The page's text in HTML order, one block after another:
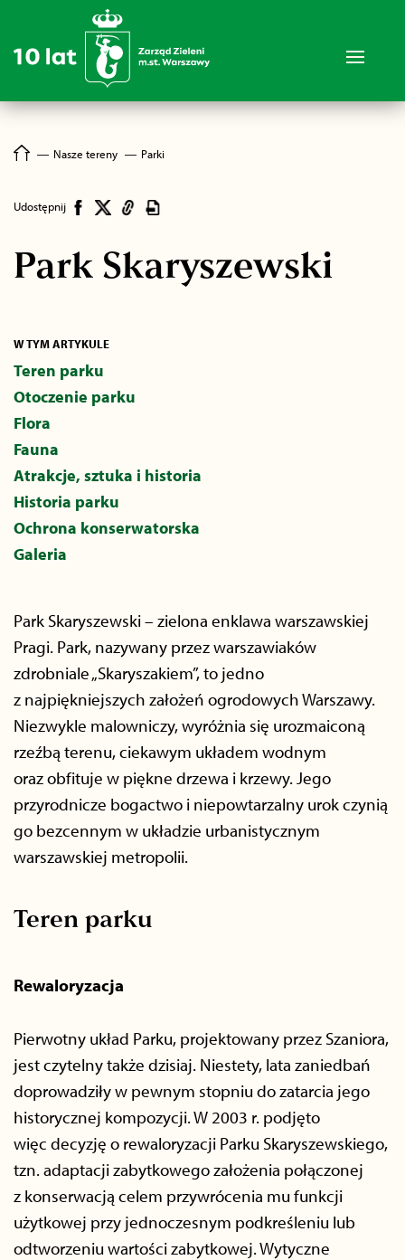
― Nasze tereny ― Parki
Udostępnij
Park Skaryszewski
W TYM ARTYKULE
Teren parku
Otoczenie parku
Flora
Fauna
Atrakcje, sztuka i historia
Historia parku
Ochrona konserwatorska
Galeria
Park Skaryszewski – zielona enklawa warszawskiej
Pragi. Park, nazywany przez warszawiaków
zdrobniale „Skaryszakiem”, to jedno
z najpiękniejszych założeń ogrodowych Warszawy.
Niezwykle malowniczy, wyróżnia się urozmaiconą
rzeźbą terenu, ciekawym układem wodnym
oraz obfituje w piękne drzewa i krzewy. Jego
przyrodnicze bogactwo i niepowtarzalny urok czynią
go bezcennym w układzie urbanistycznym
warszawskiej metropolii.
Teren parku
Rewaloryzacja
Pierwotny układ Parku, projektowany przez Szaniora,
jest czytelny także dzisiaj. Niestety, lata zaniedbań
doprowadziły w pewnym stopniu do zatarcia jego
historycznej kompozycji. W 2003 r. podjęto
więc decyzję o rewaloryzacji Parku Skaryszewskiego,
tzn. adaptacji zabytkowego założenia połączonej
z konserwacją celem przywrócenia mu funkcji
użytkowej przy jednoczesnym podkreśleniu lub
odtworzeniu wartości zabytkowej. Wytyczne